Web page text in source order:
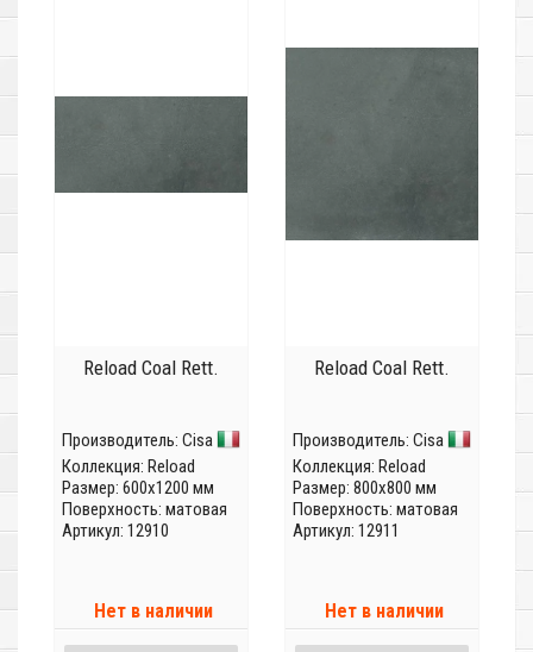
Reload Coal Rett.
Производитель: Cisa
Коллекция: Reload
Размер: 600x1200 мм
Поверхность: матовая
Артикул: 12910
Нет в наличии
Reload Coal Rett.
Производитель: Cisa
Коллекция: Reload
Размер: 800x800 мм
Поверхность: матовая
Артикул: 12911
Нет в наличии